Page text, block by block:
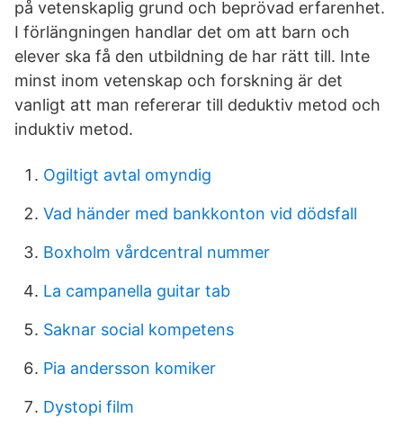
på vetenskaplig grund och beprövad erfarenhet.
I förlängningen handlar det om att barn och
elever ska få den utbildning de har rätt till. Inte
minst inom vetenskap och forskning är det
vanligt att man refererar till deduktiv metod och
induktiv metod.
Ogiltigt avtal omyndig
Vad händer med bankkonton vid dödsfall
Boxholm vårdcentral nummer
La campanella guitar tab
Saknar social kompetens
Pia andersson komiker
Dystopi film